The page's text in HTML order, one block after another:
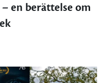
en berättelse om